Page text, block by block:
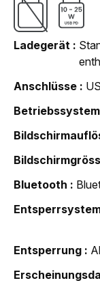
Ladegerät
Anschlüsse
Betriebssystem
Bluetooth
Entsperrung